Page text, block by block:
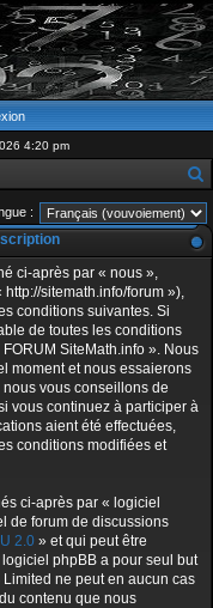
4:20 pm
e
c
h
:
ci-après par « nous »,
sitemath.info/forum »),
conditions suivantes. Si
de toutes les conditions
SiteMath.info ». Nous
moment et nous essaierons
vous conseillons de
vous continuez à participer à
aient été effectuées,
conditions modifiées et
ci-après par « logiciel
de forum de discussions
2.0 » et qui peut être
phpBB a pour seul but
ne peut en aucun cas
contenu que nous